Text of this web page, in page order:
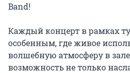
Band!
Каждый концерт в рамках
особенным, где живое
волшебную атмосферу в
возможность не только